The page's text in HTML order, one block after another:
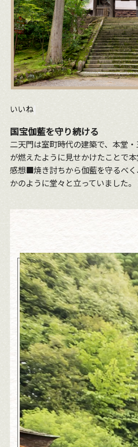
いいね
国宝伽藍を守り続ける
二天門は室町時代の建築で、本堂
が燃えたように見せかけたことで
感想■焼き討ちから伽藍を守るべ
かのように堂々と立っていました。